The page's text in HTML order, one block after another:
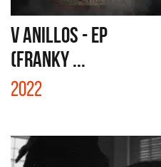
V ANILLOS - EP
(FRANKY ...
2022